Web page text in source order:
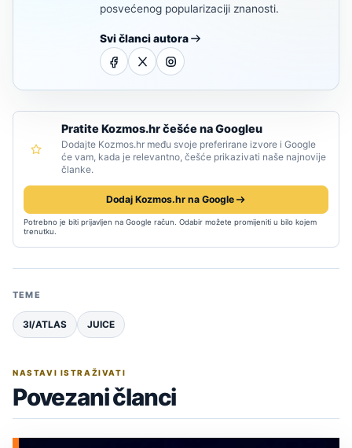
posvećenog popularizaciji znanosti.
Svi članci autora
Pratite Kozmos.hr češće na Googleu
Dodajte Kozmos.hr među svoje preferirane izvore i Google
će vam, kada je relevantno, češće prikazivati naše najnovije
članke.
Dodaj Kozmos.hr na Google
Potrebno je biti prijavljen na Google račun. Odabir možete promijeniti u bilo kojem
trenutku.
TEME
3I/ATLAS JUICE
NASTAVI ISTRAŽIVATI
Povezani članci